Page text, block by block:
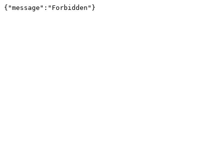
{"message":"Forbidden"}